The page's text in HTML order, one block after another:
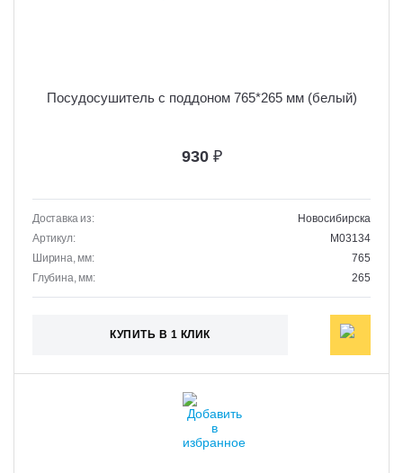
Посудосушитель с поддоном 765*265 мм (белый)
930 ₽
Доставка из:
Новосибирска
Артикул:
M03134
Ширина, мм:
765
Глубина, мм:
265
КУПИТЬ В 1 КЛИК